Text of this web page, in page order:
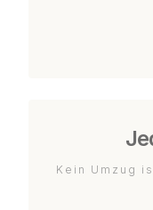
Kein Umzug